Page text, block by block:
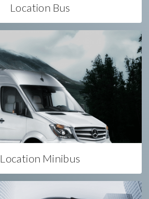
Location Bus
Location Minibus